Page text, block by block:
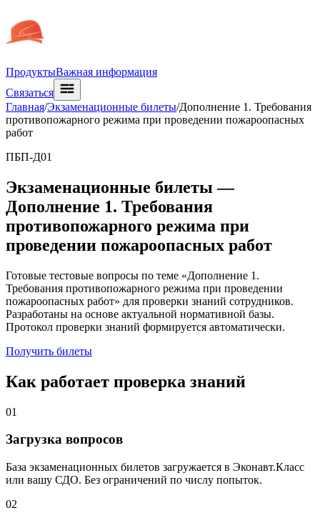
ПродуктыВажная информация
Связаться
Главная/Экзаменационные билеты/Дополнение 1. Требования
противопожарного режима при проведении пожароопасных
работ
ПБП-Д01
Экзаменационные билеты —
Дополнение 1. Требования
противопожарного режима при
проведении пожароопасных работ
Готовые тестовые вопросы по теме «Дополнение 1.
Требования противопожарного режима при проведении
пожароопасных работ» для проверки знаний сотрудников.
Разработаны на основе актуальной нормативной базы.
Протокол проверки знаний формируется автоматически.
Получить билеты
Как работает проверка знаний
01
Загрузка вопросов
База экзаменационных билетов загружается в Эконавт.Класс
или вашу СДО. Без ограничений по числу попыток.
02